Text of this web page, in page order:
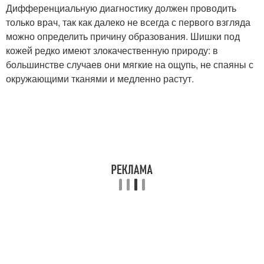
Дифференциальную диагностику должен проводить
только врач, так как далеко не всегда с первого взгляда
можно определить причину образования. Шишки под
кожей редко имеют злокачественную природу: в
большинстве случаев они мягкие на ощупь, не спаяны с
окружающими тканями и медленно растут.